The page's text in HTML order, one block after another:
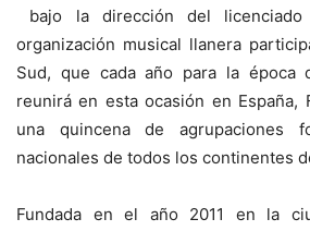
bajo la dirección del licenciado
organización musical llanera
Sud, que cada año para la época
reunirá en esta ocasión en España,
una quincena de agrupaciones
nacionales de todos los continentes
Fundada en el año 2011 en la